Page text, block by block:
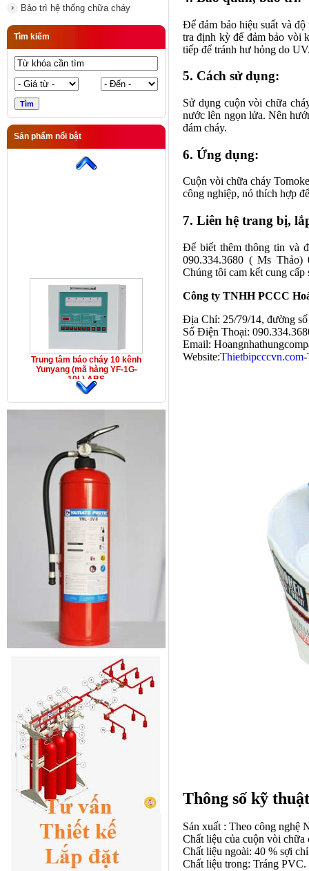
Bảo trì hệ thống chữa cháy
Tìm kiếm
Sản phẩm nổi bật
Trung tâm báo cháy 10 kênh
Yunyang (mã hàng YF-1G-
10L) ABS
Trung tâm báo cháy 10 kênh
Yunyang (mã hàng YF-1G-
10L) ABS
Để đảm bảo hiệu suất và
tra định kỳ để đảm bảo vòi
tiếp để tránh hư hỏng do
5. Cách sử dụng:
Sử dụng cuộn vòi chữa
nước lên ngọn lửa. Nên
đám cháy.
6. Ứng dụng:
Cuộn vòi chữa cháy
công nghiệp, nó thích hợp
7. Liên hệ trang bị,
Để biết thêm thông tin và
090.334.3680 ( Ms Thảo)
Chúng tôi cam kết cung
Công ty TNHH PCCC
Địa Chỉ: 25/79/14, đường
Số Điện Thoại:
Email:
Website:Thietbipcccvn.com-
Thông số kỹ
Sản xuất : Theo công nghệ
Chất liệu của cuộn vòi
Chất liệu ngoài: 40 % sợi
Chất liệu trong: Tráng PVC.